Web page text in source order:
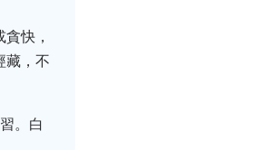
快，
藏，不
。白